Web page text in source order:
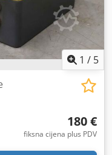
1 / 5
180 €
fiksna cijena plus PDV